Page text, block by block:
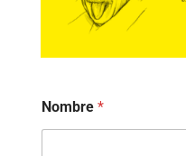
Nombre *